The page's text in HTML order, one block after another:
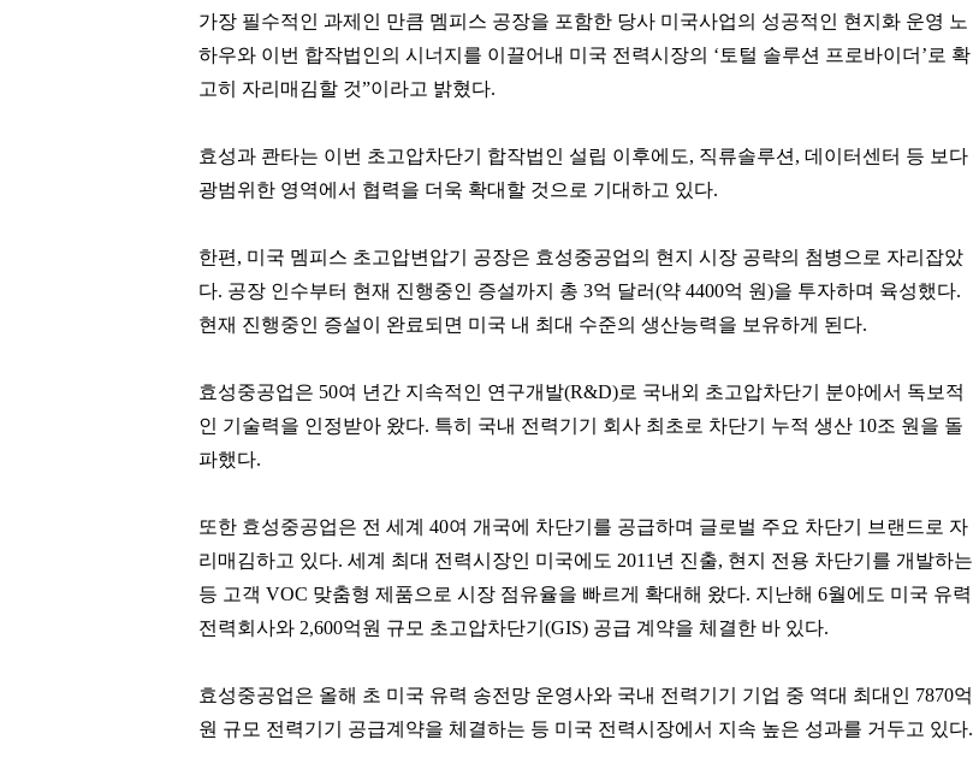
가장 필수적인 과제인 만큼 멤피스 공장을 포함한 당사 미국사업의 성공적인 현지화 운영 노
하우와 이번 합작법인의 시너지를 이끌어내 미국 전력시장의 ‘토털 솔루션 프로바이더’로 확
고히 자리매김할 것”이라고 밝혔다.
효성과 콴타는 이번 초고압차단기 합작법인 설립 이후에도, 직류솔루션, 데이터센터 등 보다
광범위한 영역에서 협력을 더욱 확대할 것으로 기대하고 있다.
한편, 미국 멤피스 초고압변압기 공장은 효성중공업의 현지 시장 공략의 첨병으로 자리잡았
다. 공장 인수부터 현재 진행중인 증설까지 총 3억 달러(약 4400억 원)을 투자하며 육성했다.
현재 진행중인 증설이 완료되면 미국 내 최대 수준의 생산능력을 보유하게 된다.
효성중공업은 50여 년간 지속적인 연구개발(R&D)로 국내외 초고압차단기 분야에서 독보적
인 기술력을 인정받아 왔다. 특히 국내 전력기기 회사 최초로 차단기 누적 생산 10조 원을 돌
파했다.
또한 효성중공업은 전 세계 40여 개국에 차단기를 공급하며 글로벌 주요 차단기 브랜드로 자
리매김하고 있다. 세계 최대 전력시장인 미국에도 2011년 진출, 현지 전용 차단기를 개발하는
등 고객 VOC 맞춤형 제품으로 시장 점유율을 빠르게 확대해 왔다. 지난해 6월에도 미국 유력
전력회사와 2,600억원 규모 초고압차단기(GIS) 공급 계약을 체결한 바 있다.
효성중공업은 올해 초 미국 유력 송전망 운영사와 국내 전력기기 기업 중 역대 최대인 7870억
원 규모 전력기기 공급계약을 체결하는 등 미국 전력시장에서 지속 높은 성과를 거두고 있다.